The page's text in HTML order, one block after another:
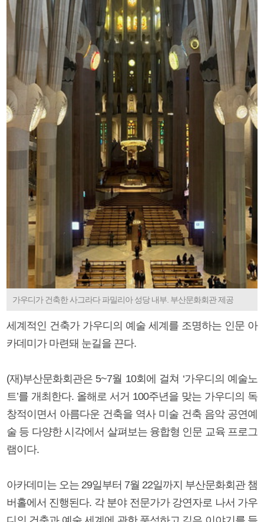
가우디가 건축한 사그라다 파밀리아 성당 내부. 부산문화회관 제공
세계적인 건축가 가우디의 예술 세계를 조명하는 인문 아
카데미가 마련돼 눈길을 끈다.
(재)부산문화회관은 5~7월 10회에 걸쳐 ‘가우디의 예술노
트’를 개최한다. 올해로 서거 100주년을 맞는 가우디의 독
창적이면서 아름다운 건축을 역사 미술 건축 음악 공연예
술 등 다양한 시각에서 살펴보는 융합형 인문 교육 프로그
램이다.
아카데미는 오는 29일부터 7월 22일까지 부산문화회관 챔
버홀에서 진행된다. 각 분야 전문가가 강연자로 나서 가우